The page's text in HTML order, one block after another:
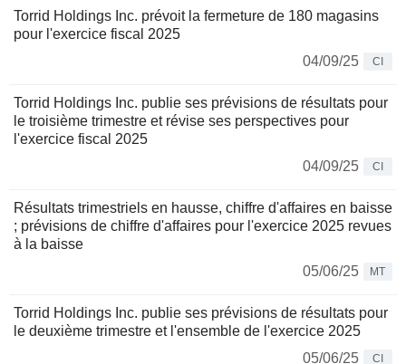
Torrid Holdings Inc. prévoit la fermeture de 180 magasins
pour l'exercice fiscal 2025
04/09/25
CI
Torrid Holdings Inc. publie ses prévisions de résultats pour
le troisième trimestre et révise ses perspectives pour
l'exercice fiscal 2025
04/09/25
CI
Résultats trimestriels en hausse, chiffre d'affaires en baisse
; prévisions de chiffre d'affaires pour l'exercice 2025 revues
à la baisse
05/06/25
MT
Torrid Holdings Inc. publie ses prévisions de résultats pour
le deuxième trimestre et l'ensemble de l'exercice 2025
05/06/25
CI